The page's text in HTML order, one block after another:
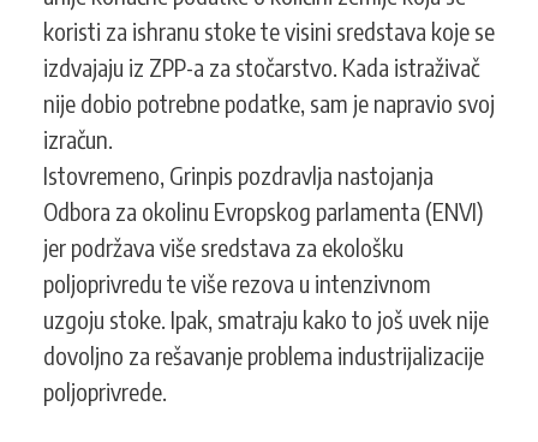
koristi za ishranu stoke te visini sredstava koje se
izdvajaju iz ZPP-a za stočarstvo. Kada istraživač
nije dobio potrebne podatke, sam je napravio svoj
izračun.
Istovremeno, Grinpis pozdravlja nastojanja
Odbora za okolinu Evropskog parlamenta (ENVI)
jer podržava više sredstava za ekološku
poljoprivredu te više rezova u intenzivnom
uzgoju stoke. Ipak, smatraju kako to još uvek nije
dovoljno za rešavanje problema industrijalizacije
poljoprivrede.